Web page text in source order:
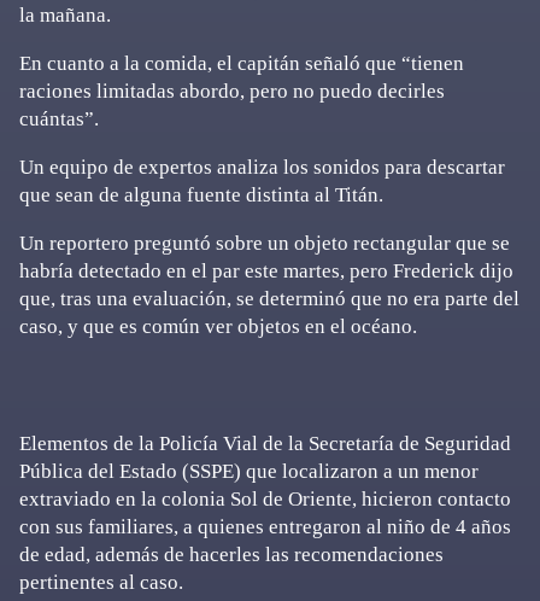
la mañana.
En cuanto a la comida, el capitán señaló que “tienen
raciones limitadas abordo, pero no puedo decirles
cuántas”.
Un equipo de expertos analiza los sonidos para descartar
que sean de alguna fuente distinta al Titán.
Un reportero preguntó sobre un objeto rectangular que se
habría detectado en el par este martes, pero Frederick dijo
que, tras una evaluación, se determinó que no era parte del
caso, y que es común ver objetos en el océano.
Elementos de la Policía Vial de la Secretaría de Seguridad
Pública del Estado (SSPE) que localizaron a un menor
extraviado en la colonia Sol de Oriente, hicieron contacto
con sus familiares, a quienes entregaron al niño de 4 años
de edad, además de hacerles las recomendaciones
pertinentes al caso.